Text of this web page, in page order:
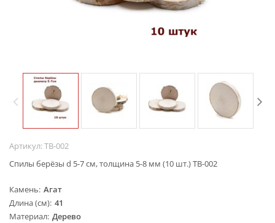
Артикул:ТВ-002
Спилы берёзы d 5-7 см, толщина 5-8 мм (10 шт.) ТВ-002
Камень Агат
Длина (см) 41
Материал Дерево